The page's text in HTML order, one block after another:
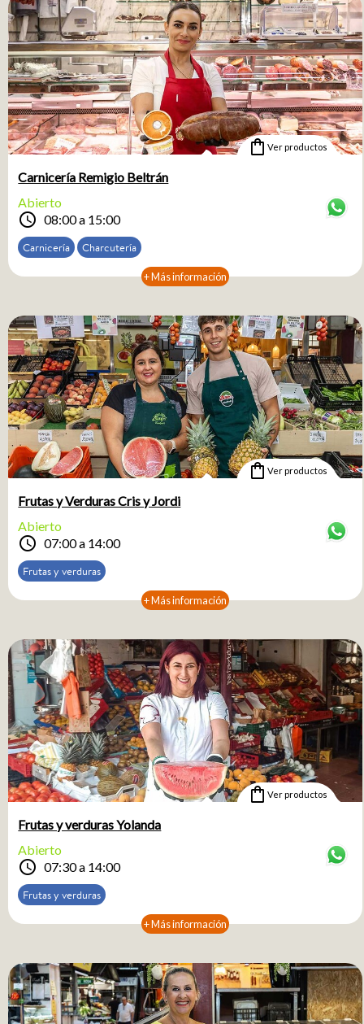
shopping_bag Ver productos
Carnicería Remigio Beltrán
Abierto
schedule 08:00 a 15:00
Carnicería Charcutería
+ Más información
shopping_bag Ver productos
Frutas y Verduras Cris y Jordi
Abierto
schedule 07:00 a 14:00
Frutas y verduras
+ Más información
shopping_bag Ver productos
Frutas y verduras Yolanda
Abierto
schedule 07:30 a 14:00
Frutas y verduras
+ Más información